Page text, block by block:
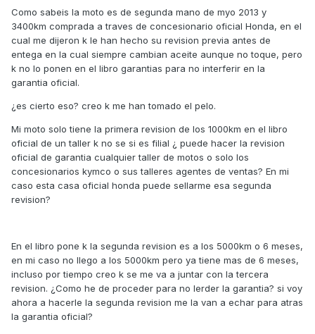
Como sabeis la moto es de segunda mano de myo 2013 y
3400km comprada a traves de concesionario oficial Honda, en el
cual me dijeron k le han hecho su revision previa antes de
entega en la cual siempre cambian aceite aunque no toque, pero
k no lo ponen en el libro garantias para no interferir en la
garantia oficial.
¿es cierto eso? creo k me han tomado el pelo.
Mi moto solo tiene la primera revision de los 1000km en el libro
oficial de un taller k no se si es filial ¿ puede hacer la revision
oficial de garantia cualquier taller de motos o solo los
concesionarios kymco o sus talleres agentes de ventas? En mi
caso esta casa oficial honda puede sellarme esa segunda
revision?
En el libro pone k la segunda revision es a los 5000km o 6 meses,
en mi caso no llego a los 5000km pero ya tiene mas de 6 meses,
incluso por tiempo creo k se me va a juntar con la tercera
revision. ¿Como he de proceder para no lerder la garantia? si voy
ahora a hacerle la segunda revision me la van a echar para atras
la garantia oficial?